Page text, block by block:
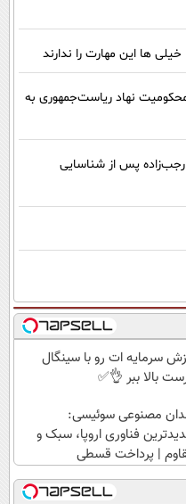
ها این مهارت را ندارند
نهاد ریاست‌جمهوری به
پس از شناسایی
سرمایه ات رو با سینگال
بالا ببر 👌✅
مصنوعی سوئیسی:
فناوری اروپا، سبک و
| پرداخت قسطی